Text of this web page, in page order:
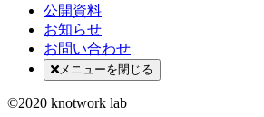
公開資料
お知らせ
お問い合わせ
メニューを閉じる
©2020 knotwork lab